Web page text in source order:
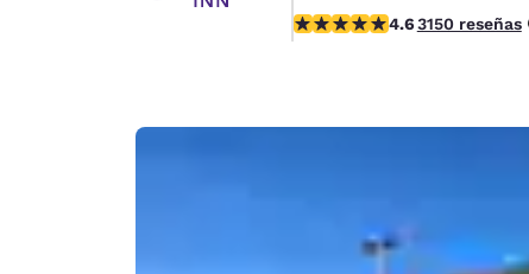
English
calificación de 4.57
4.63150 reseñas